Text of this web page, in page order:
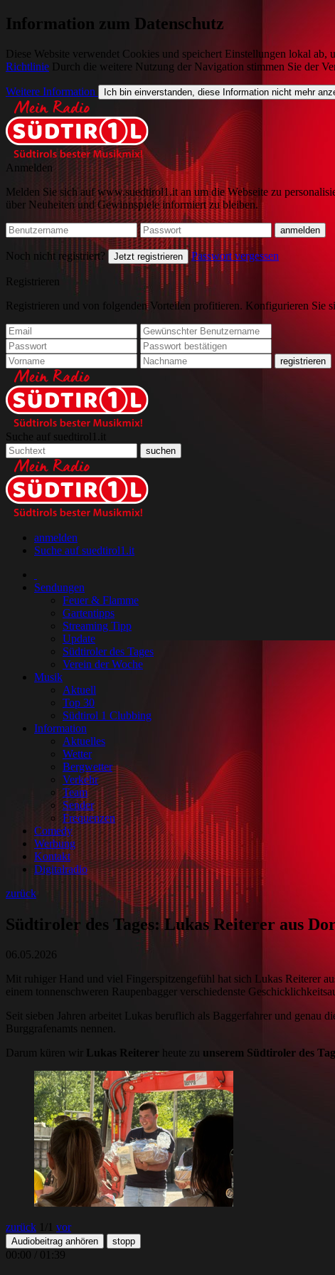
Information zum Datenschutz
Diese Website verwendet Cookies und speichert Einstellungen lokal
Richtlinie Durch die weitere Nutzung der Navigation stimmen Sie der
Weitere Information Ich bin einverstanden, diese Information nicht mehr
Anmelden
Melden Sie sich auf www.suedtirol1.it an um die Webseite zu
über Neuheiten und Gewinnspiele informiert zu bleiben.
Noch nicht registriert? Jetzt registrieren Passwort vergessen
Registrieren
Registrieren und von folgenden Vorteilen profitieren. Konfigurieren Sie
Suche auf suedtirol1.it
anmelden
Suche auf suedtirol1.it
Sendungen
Feuer & Flamme
Gartentipps
Streaming Tipp
Update
Südtiroler des Tages
Verein der Woche
Musik
Aktuell
Top 30
Südtirol 1 Clubbing
Information
Aktuelles
Wetter
Bergwetter
Verkehr
Team
Sender
Frequenzen
Comedy
Werbung
Kontakt
Digitalradio
zurück
Südtiroler des Tages: Lukas Reiterer aus
06.05.2026
Mit ruhiger Hand und viel Fingerspitzengefühl hat sich Lukas Reiterer
einem tonnenschweren Raupenbagger verschiedenste
Seit sieben Jahren arbeitet Lukas beruflich als Baggerfahrer und genau
Burggrafenamts nennen.
Darum küren wir Lukas Reiterer heute zu unserem Südtiroler des
zurück 1 /1 vor
Audiobeitrag anhören stopp
00:00
01:39